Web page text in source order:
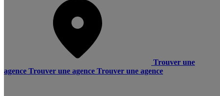
Trouver une
agence Trouver une agence Trouver une agence